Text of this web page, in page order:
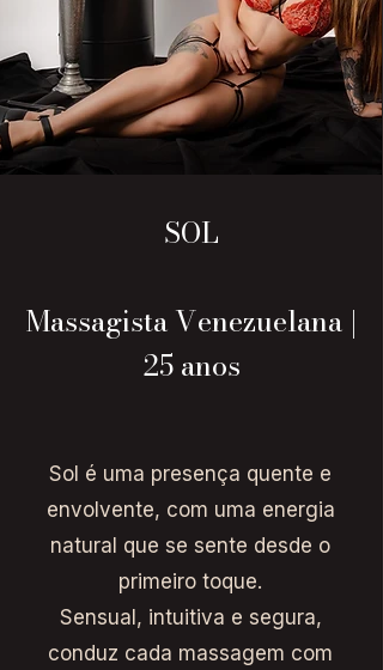
SOL
Massagista Venezuelana |
25 anos
Sol é uma presença quente e
envolvente, com uma energia
natural que se sente desde o
primeiro toque.
Sensual, intuitiva e segura,
conduz cada massagem com